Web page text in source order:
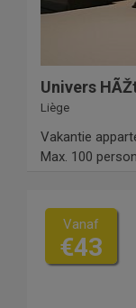
Univers
Liège
Vakantie
Max. 100
Vanaf
€43